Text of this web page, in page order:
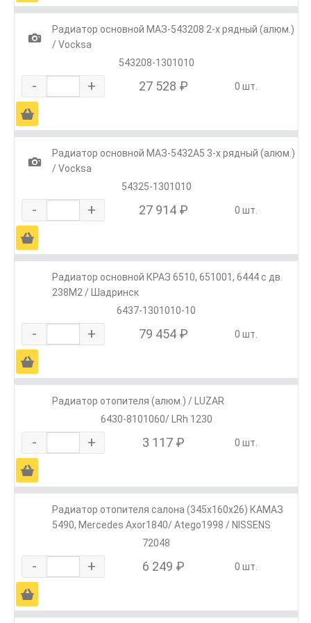
1
Радиатор основной МАЗ-543208 2-х рядный (алюм.)
/ Vocksa
543208-1301010
- + 27 528 ₽ 0 шт.
Ä
1
Радиатор основной МАЗ-5432А5 3-х рядный (алюм.)
/ Vocksa
54325-1301010
- + 27 914 ₽ 0 шт.
Ä
Радиатор основной КРАЗ 6510, 651001, 6444 с дв.
238М2 / Шадринск
6437-1301010-10
- + 79 454 ₽ 0 шт.
Ä
Радиатор отопителя (алюм.) / LUZAR
6430-8101060/ LRh 1230
- + 3 117 ₽ 0 шт.
Ä
Радиатор отопителя салона (345x160x26) КАМАЗ
5490, Mercedes Axor1840/ Atego1998 / NISSENS
72048
- + 6 249 ₽ 0 шт.
Ä